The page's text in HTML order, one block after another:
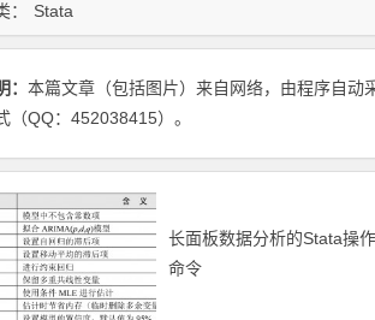
： Stata
： 本篇文章（包括图片）来自网络，由程序自动
（QQ：452038415）。